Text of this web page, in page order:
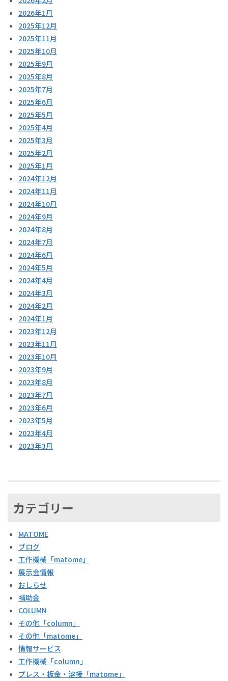
2026年1月
2025年12月
2025年11月
2025年10月
2025年9月
2025年8月
2025年7月
2025年6月
2025年5月
2025年4月
2025年3月
2025年2月
2025年1月
2024年12月
2024年11月
2024年10月
2024年9月
2024年8月
2024年7月
2024年6月
2024年5月
2024年4月
2024年3月
2024年2月
2024年1月
2023年12月
2023年11月
2023年10月
2023年9月
2023年8月
2023年7月
2023年6月
2023年5月
2023年4月
2023年3月
カテゴリー
MATOME
ブログ
工作機械「matome」
展示会情報
おしらせ
補助金
COLUMN
その他「column」
その他「matome」
情報サービス
工作機械「column」
プレス・板金・溶接「matome」